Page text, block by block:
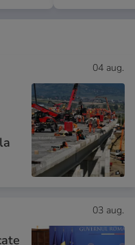
04 aug.
03 aug.